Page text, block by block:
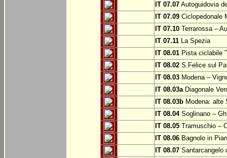
IT 07.07 Autoguidovia
IT 07.09 Ciclopedonale
IT 07.10 Terrarossa –
IT 07.11 La Spezia
IT 08.01 Pista ciclabile
IT 08.02 S.Felice sul
IT 08.03 Modena –
IT 08.03aDiagonale
IT 08.03b Modena: alte
IT 08.04Soglinano –
IT 08.05 Tramuschio –
IT 08.06 Bagnolo in
IT 08.07 Santarcangelo